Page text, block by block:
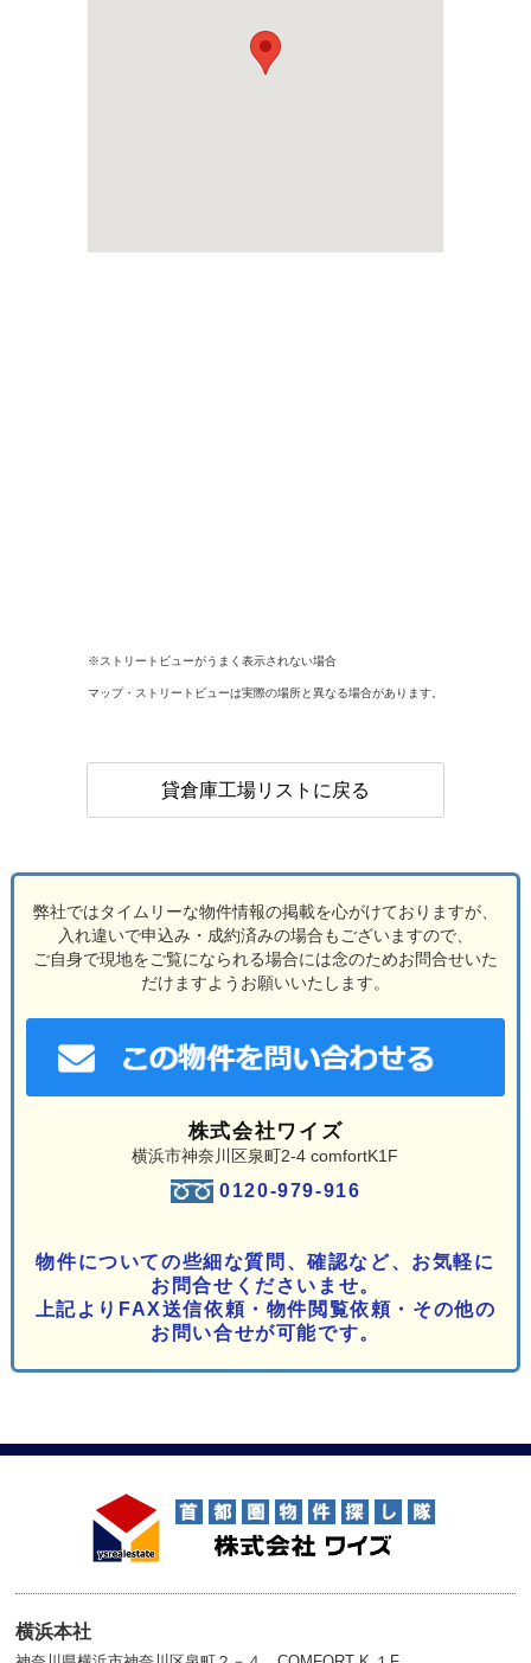
※ストリートビューがうまく表示されない場合
マップ・ストリートビューは実際の場所と異なる場合があります。
貸倉庫工場リストに戻る
弊社ではタイムリーな物件情報の掲載を心がけておりますが、
入れ違いで申込み・成約済みの場合もございますので、
ご自身で現地をご覧になられる場合には念のためお問合せいた
だけますようお願いいたします。
株式会社ワイズ
横浜市神奈川区泉町2-4 comfortK1F
0120-979-916
物件についての些細な質問、確認など、お気軽に
お問合せくださいませ。
上記よりFAX送信依頼・物件閲覧依頼・その他の
お問い合せが可能です。
横浜本社